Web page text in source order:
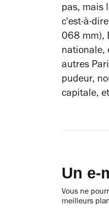
pas, mais
c'est-à-
068 mm),
nationale,
autres
pudeur,
capitale,
Un e-
Vous ne
meilleurs